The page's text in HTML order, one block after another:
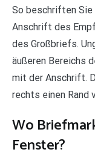
So beschriften Sie
Anschrift des
des Großbriefs.
äußeren Bereichs
mit der Anschrift.
rechts einen Rand
Wo
Fenster?